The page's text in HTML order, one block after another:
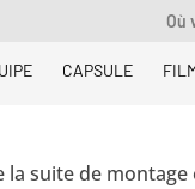
Où
CAPSULE
suite de